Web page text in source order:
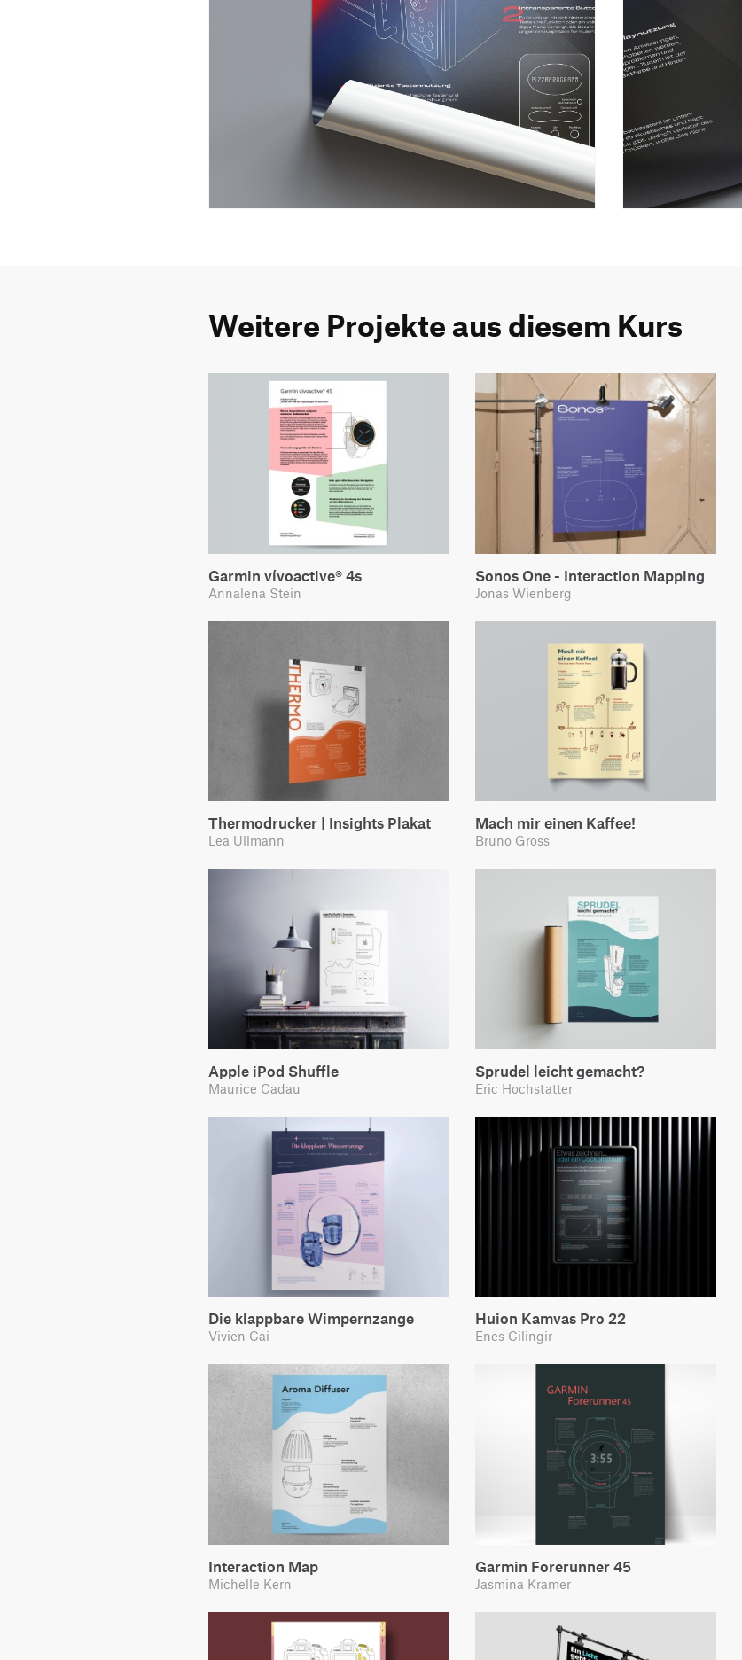
Weitere Projekte aus diesem Kurs
Garmin vívoactive® 4s
Annalena Stein
Sonos One - Interaction Mapping
Jonas Wienberg
Thermodrucker | Insights Plakat
Lea Ullmann
Mach mir einen Kaffee!
Bruno Gross
Apple iPod Shuffle
Maurice Cadau
Sprudel leicht gemacht?
Eric Hochstatter
Die klappbare Wimpernzange
Vivien Cai
Huion Kamvas Pro 22
Enes Cilingir
Interaction Map
Michelle Kern
Garmin Forerunner 45
Jasmina Kramer